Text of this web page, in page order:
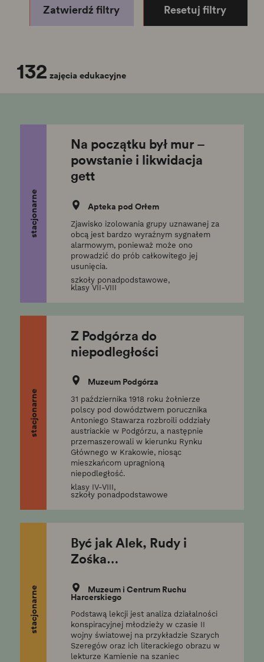
Zatwierdź filtry Resetuj filtry
132 zajęcia edukacyjne
stacjonarne
Na początku był mur –
powstanie i likwidacja
gett
Apteka pod Orłem
Zjawisko izolowania grupy uznawanej za
obcą jest bardzo wyraźnym sygnałem
alarmowym, ponieważ może ono
prowadzić do prób całkowitego jej
usunięcia.
szkoły ponadpodstawowe,
klasy VII-VIII
stacjonarne
Z Podgórza do
niepodległości
Muzeum Podgórza
31 października 1918 roku żołnierze
polscy pod dowództwem porucznika
Antoniego Stawarza rozbroili oddziały
austriackie w Podgórzu, a następnie
przemaszerowali w kierunku Rynku
Głównego w Krakowie, niosąc
mieszkańcom upragnioną
niepodległość.
klasy IV-VIII,
szkoły ponadpodstawowe
stacjonarne
Być jak Alek, Rudy i
Zośka…
Muzeum i Centrum Ruchu
Harcerskiego
Podstawą lekcji jest analiza działalności
konspiracyjnej młodzieży w czasie II
wojny światowej na przykładzie Szarych
Szeregów oraz ich literackiego obrazu w
lekturze Kamienie na szaniec